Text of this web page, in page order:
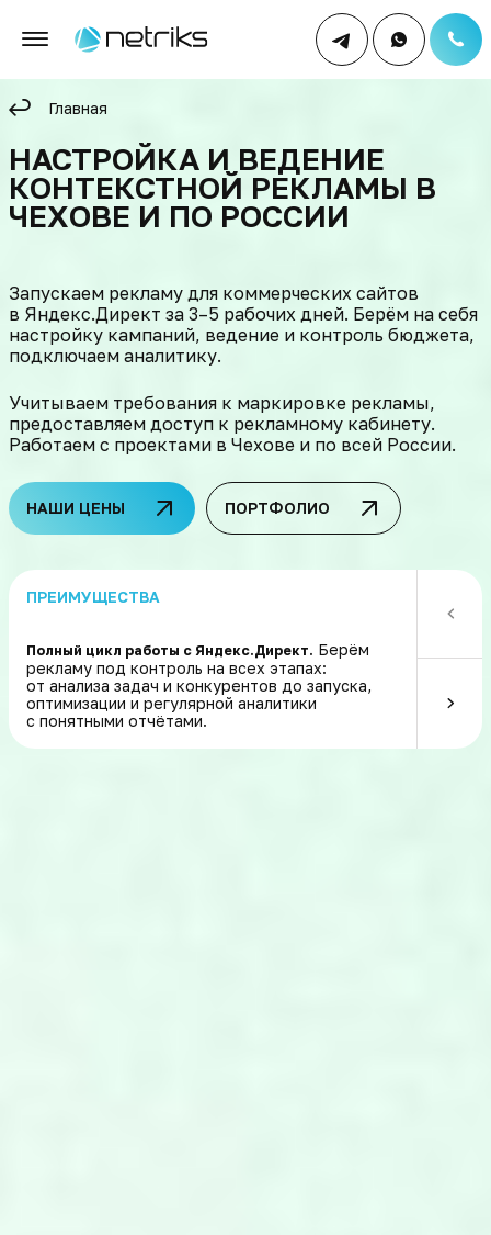
Главная
НАСТРОЙКА И ВЕДЕНИЕ
КОНТЕКСТНОЙ РЕКЛАМЫ В
ЧЕХОВЕ И ПО РОССИИ
Запускаем рекламу для коммерческих сайтов
в Яндекс.Директ за 3–5 рабочих дней. Берём на себя
настройку кампаний, ведение и контроль бюджета,
подключаем аналитику.
Учитываем требования к маркировке рекламы,
предоставляем доступ к рекламному кабинету.
Работаем с проектами в Чехове и по всей России.
НАШИ ЦЕНЫ ПОРТФОЛИО
ПРЕИМУЩЕСТВА
Полный цикл работы с Яндекс.Директ. Берём
рекламу под контроль на всех этапах:
от анализа задач и конкурентов до запуска,
оптимизации и регулярной аналитики
с понятными отчётами.